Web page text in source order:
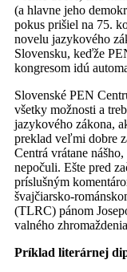
(a hlavne jeho
pokus prišiel na 75.
novelu jazykového
Slovensku, keďže
kongresom idú
Slovenské PEN
všetky možnosti a
jazykového zákona,
preklad veľmi dobre
Centrá vrátane
nepočuli. Ešte pred
príslušným
švajčiarsko-
(TLRC) pánom
valného
Príklad literárnej